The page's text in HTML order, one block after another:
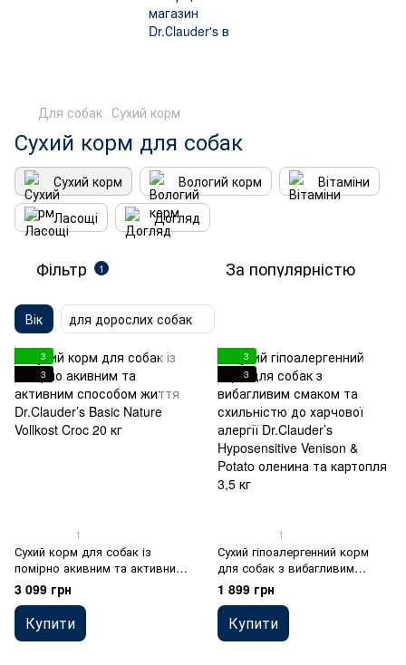
Для собак Сухий корм
Сухий корм для собак
Сухий корм Вологий корм
Вітаміни
Ласощі
Догляд
Фільтр 1 За популярністю
Вік для дорослих собак
3
3
1
Сухий корм для собак із
помірно акивним та активним
способом життя Dr.Clauder’s
Basic Nature Vollkost Croc 20 кг
3 099 грн
Купити
3
3
1
Сухий гіпоалергенний корм
для собак з вибагливим
смаком та схильністю до
харчової алергії Dr.Clauder’s
Hyposensitive Venison & Potato
оленина та картопля 3,5 кг
1 899 грн
Купити